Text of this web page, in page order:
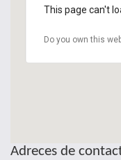
This page can't
Do you own this
Adreces de